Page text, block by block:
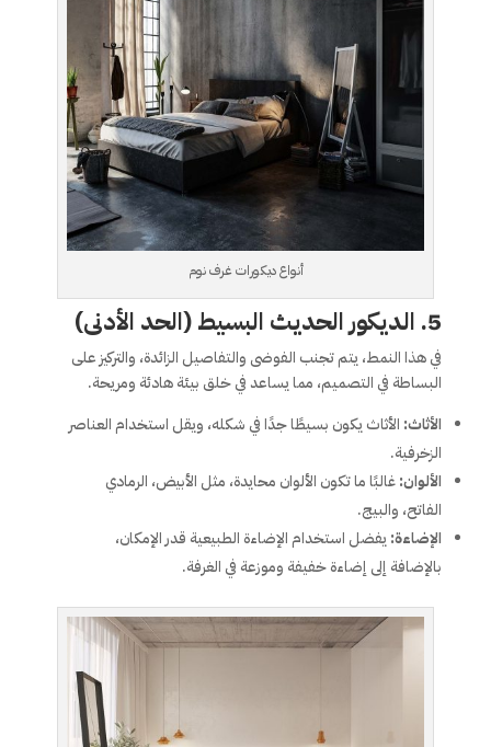
أنواع ديكورات غرف نوم
5. الديكور الحديث البسيط (الحد الأدنى)
في هذا النمط، يتم تجنب الفوضى والتفاصيل الزائدة، والتركيز على
البساطة في التصميم، مما يساعد في خلق بيئة هادئة ومريحة.
الأثاث: الأثاث يكون بسيطًا جدًا في شكله، ويقل استخدام العناصر
الزخرفية.
الألوان:غالبًا ما تكون الألوان محايدة، مثل الأبيض، الرمادي
الفاتح، والبيج.
الإضاءة: يفضل استخدام الإضاءة الطبيعية قدر الإمكان،
بالإضافة إلى إضاءة خفيفة وموزعة في الغرفة.